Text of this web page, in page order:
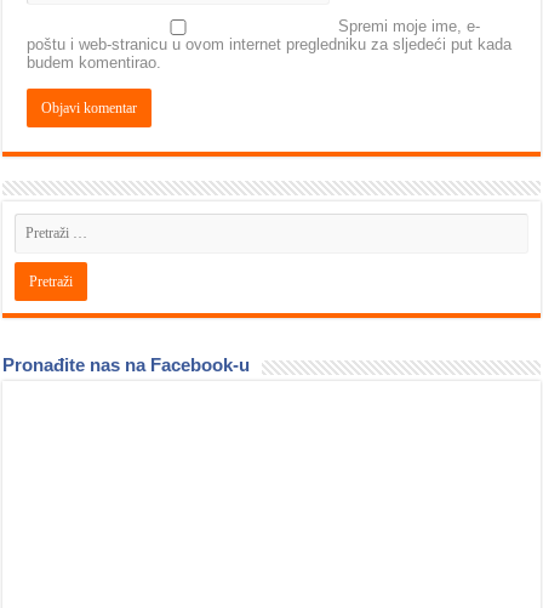
Spremi moje ime, e-
poštu i web-stranicu u ovom internet pregledniku za sljedeći put kada
budem komentirao.
Pronađite nas na Facebook-u